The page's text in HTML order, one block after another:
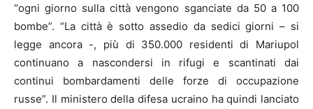
“ogni giorno sulla città vengono sganciate da 50 a 100
bombe”. “La città è sotto assedio da sedici giorni – si
legge ancora -, più di 350.000 residenti di Mariupol
continuano a nascondersi in rifugi e scantinati dai
continui bombardamenti delle forze di occupazione
russe”. Il ministero della difesa ucraino ha quindi lanciato